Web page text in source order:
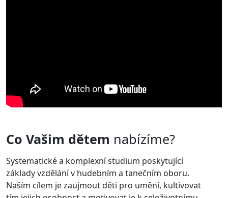
Co Vašim dětem nabízíme?
Systematické a komplexní studium poskytující
základy vzdělání v hudebním a tanečním oboru.
Naším cílem je zaujmout děti pro umění, kultivovat